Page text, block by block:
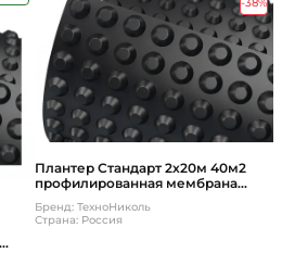
-38%
Плантер Стандарт 2х20м 40м2
профилированная мембрана
Бренд: ТехноНиколь
Страна: Россия